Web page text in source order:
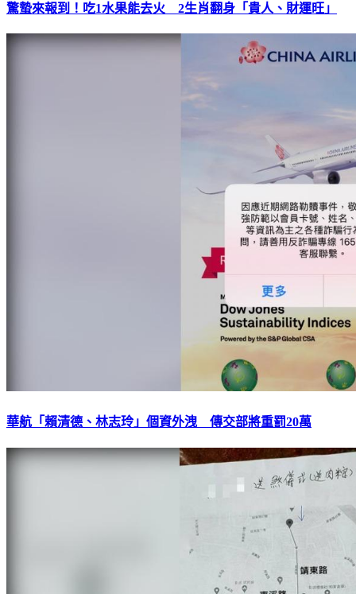
驚蟄來報到！吃1水果能去火 2生肖翻身「貴人、財運旺」
華航「賴清德、林志玲」個資外洩 傳交部將重罰20萬